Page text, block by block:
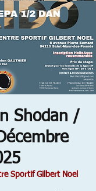
Shodan /
Sportif Gilbert Noel